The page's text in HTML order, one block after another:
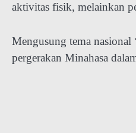
aktivitas fisik, melainkan
Mengusung tema nasional
pergerakan Minahasa